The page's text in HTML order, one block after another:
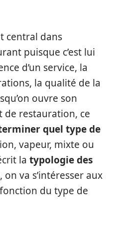
central dans
puisque c’est lui
d’un service, la
la qualité de la
ouvre son
de restauration, ce
quel type de
vapeur, mixte ou
la typologie des
, on va s’intéresser aux
du type de